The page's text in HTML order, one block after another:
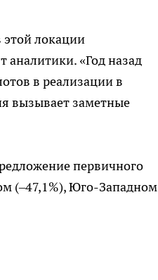
этой локации
аналитики. «Год назад
в реализации в
вызывает заметные
первичного
(–47,1%), Юго-Западном